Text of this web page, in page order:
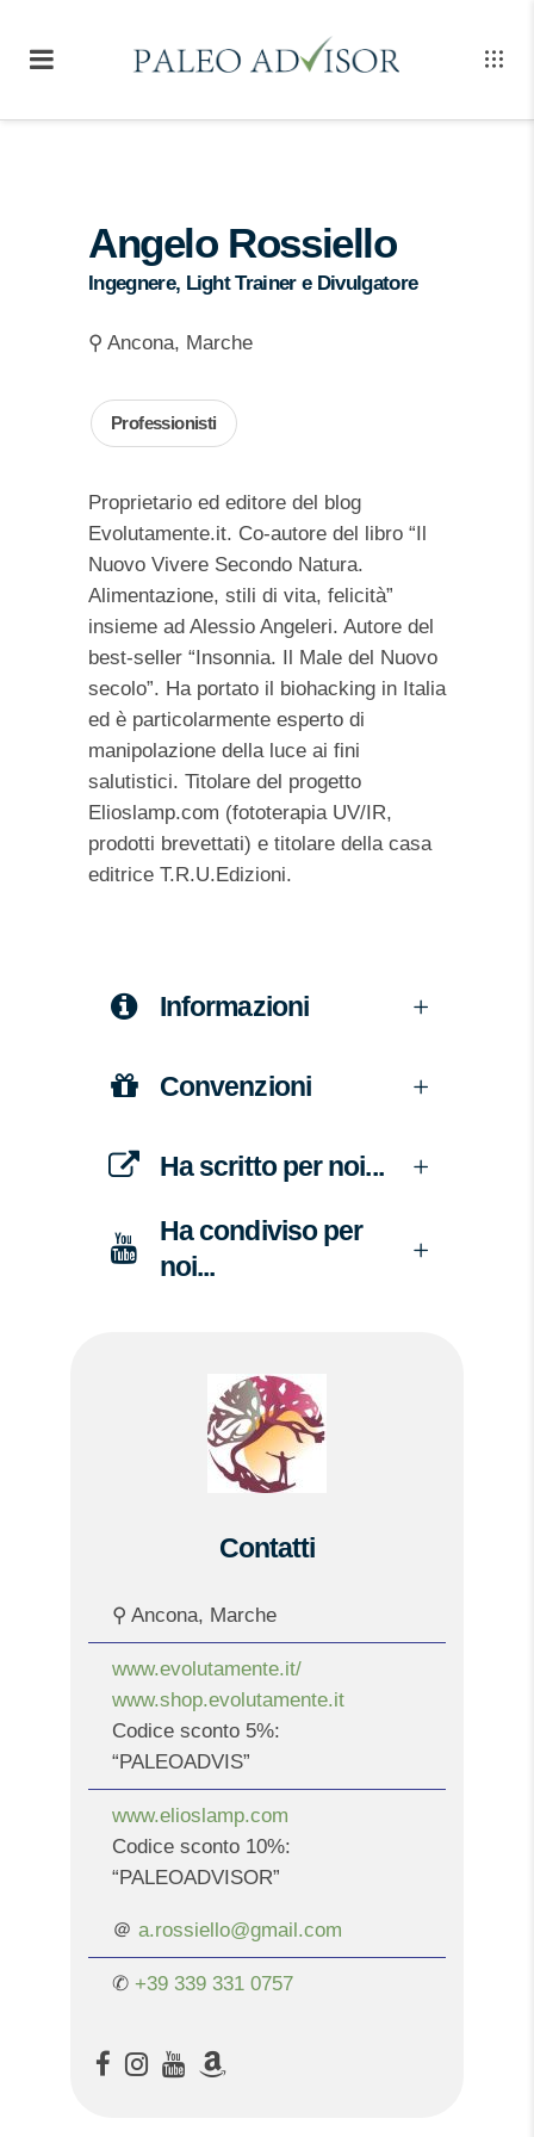
Angelo Rossiello
Ingegnere, Light Trainer e Divulgatore
⚲ Ancona, Marche
Professionisti
Proprietario ed editore del blog
Evolutamente.it. Co-autore del libro “Il
Nuovo Vivere Secondo Natura.
Alimentazione, stili di vita, felicità”
insieme ad Alessio Angeleri. Autore del
best-seller “Insonnia. Il Male del Nuovo
secolo”. Ha portato il biohacking in Italia
ed è particolarmente esperto di
manipolazione della luce ai fini
salutistici. Titolare del progetto
Elioslamp.com (fototerapia UV/IR,
prodotti brevettati) e titolare della casa
editrice T.R.U.Edizioni.
Informazioni
Convenzioni
Ha scritto per noi...
Ha condiviso per
noi...
Contatti
⚲ Ancona, Marche
www.evolutamente.it/
www.shop.evolutamente.it
Codice sconto 5%:
“PALEOADVIS”
www.elioslamp.com
Codice sconto 10%:
“PALEOADVISOR”
＠ a.rossiello@gmail.com
✆ +39 339 331 0757